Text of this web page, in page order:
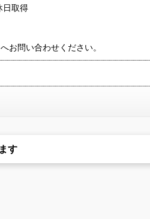
日取得
お問い合わせください。
す